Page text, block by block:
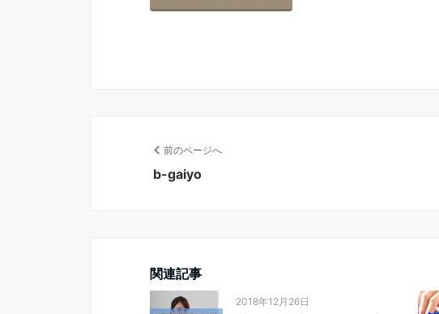
前のページへ
b-gaiyo
関連記事
2018年12月26日